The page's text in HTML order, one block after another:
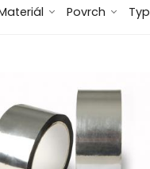
Povrch Typ